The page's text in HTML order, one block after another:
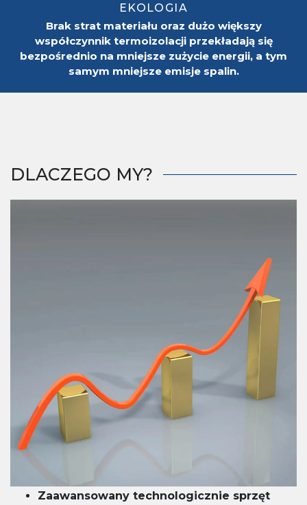
EKOLOGIA
Brak strat materiału oraz dużo większy
współczynnik termoizolacji przekładają się
bezpośrednio na mniejsze zużycie energii, a tym
samym mniejsze emisje spalin.
DLACZEGO MY?
Zaawansowany technologicznie sprzęt